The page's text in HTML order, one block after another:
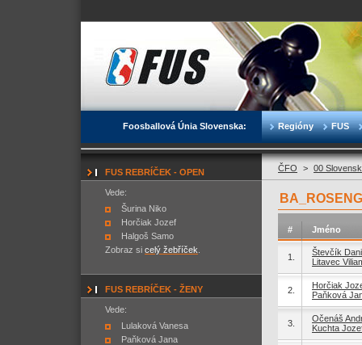
Foosballová Únia Slovenska: Regióny FUS
FUS REBRÍČEK - OPEN
Vede:
Šurina Niko
Horčiak Jozef
Halgoš Samo
Zobraz si celý žebříček
FUS REBRÍČEK - ŽENY
Vede:
Lulaková Vanesa
Paňková Jana
ČFO > 00
# Jméno
1.
Števčík
Litavec
2.
Horčiak
Paňková
3.
Očenáš
Kuchta